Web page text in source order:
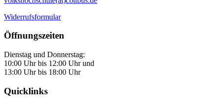
Widerrufsformular
Öffnungszeiten
Dienstag und Donnerstag:
10:00 Uhr bis 12:00 Uhr und
13:00 Uhr bis 18:00 Uhr
Quicklinks